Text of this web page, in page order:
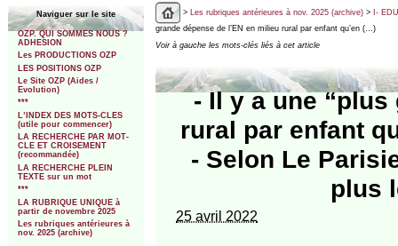
Naviguer sur le site
OZP. QUI SOMMES NOUS ?
ADHESION
Les PRODUCTIONS OZP
LES POSITIONS OZP
Le Site OZP (Aides /
Evolution)
***
L’INDEX DES MOTS-CLES
(utile pour commencer)
LA RECHERCHE PAR MOT-
CLE ET CROISEMENT
(recommandée)
LA RECHERCHE PLEIN
TEXTE sur un mot
***
LA RUBRIQUE UNIQUE à
partir de novembre 2025
Les rubriques antérieures à
nov. 2025 (archive)
> Les rubriques antérieures à nov. 2025 (archive)> I-
grande dépense de l’EN en milieu rural par enfant qu’en (…)
Voir à gauche les mots-clés liés à cet article
- Il y a une “plus
rural par enfant
- Selon Le
plus
25 avril 2022